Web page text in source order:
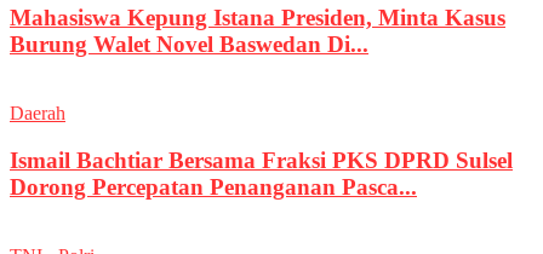
Mahasiswa Kepung Istana Presiden, Minta Kasus
Burung Walet Novel Baswedan Di...
Daerah
Ismail Bachtiar Bersama Fraksi PKS DPRD Sulsel
Dorong Percepatan Penanganan Pasca...